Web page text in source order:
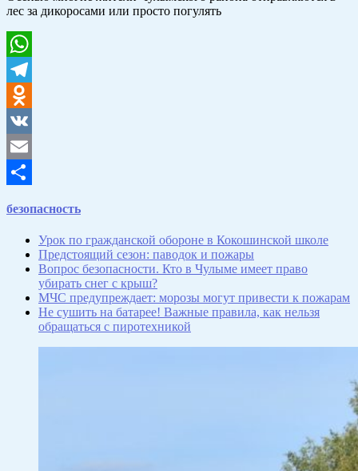
лес за дикоросами или просто погулять
WhatsApp
Telegram
Odnoklassniki
VK
Email
безопасность
Урок по гражданской обороне в Кокошинской школе
Предстоящий сезон: паводок и пожары
Вопрос безопасности. Кто в Чулыме имеет право
убирать снег с крыш?
МЧС предупреждает: морозы могут привести к пожарам
Не сушить на батарее! Важные правила, как нельзя
обращаться с пиротехникой